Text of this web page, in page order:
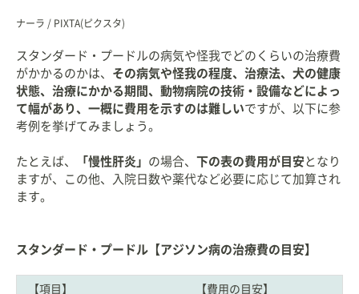
ナーラ / PIXTA(ピクスタ)
スタンダード・プードルの病気や怪我でどのくらいの治療費
がかかるのかは、 その病気や怪我の程度、治療法、犬の健康
状態、治療にかかる期間、動物病院の技術・設備などによっ
て幅があり、一概に費用を示すのは難しいですが、以下に参
考例を挙げてみましょう。
たとえば、 「慢性肝炎」 の場合、 下の表の費用が目安となり
ますが、この他、入院日数や薬代など必要に応じて加算され
ます。
スタンダード・プードル【アジソン病の治療費の目安】
【項目】 【費用の目安】